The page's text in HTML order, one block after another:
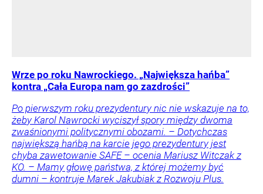
Wrze po roku Nawrockiego. „Największa hańba”
kontra „Cała Europa nam go zazdrości”
Po pierwszym roku prezydentury nic nie wskazuje na to,
żeby Karol Nawrocki wyciszył spory między dwoma
zwaśnionymi politycznymi obozami. – Dotychczas
największą hańbą na karcie jego prezydentury jest
chyba zawetowanie SAFE – ocenia Mariusz Witczak z
KO. – Mamy głowę państwa, z której możemy być
dumni – kontruje Marek Jakubiak z Rozwoju Plus.